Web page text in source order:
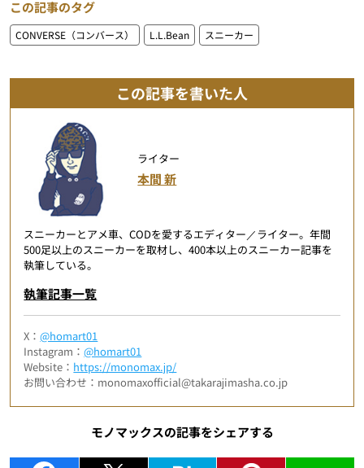
この記事のタグ
CONVERSE（コンバース） L.L.Bean スニーカー
この記事を書いた人
ライター
本間 新
スニーカーとアメ車、CODを愛するエディター／ライター。年間
500足以上のスニーカーを取材し、400本以上のスニーカー記事を
執筆している。
執筆記事一覧
X：@homart01
Instagram：@homart01
Website： https://monomax.jp/
お問い合わせ：monomaxofficial@takarajimasha.co.jp
モノマックスの記事をシェアする